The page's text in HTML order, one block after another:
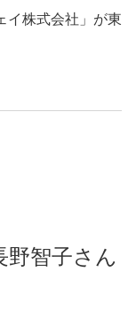
イ株式会社」が東
野智子さん